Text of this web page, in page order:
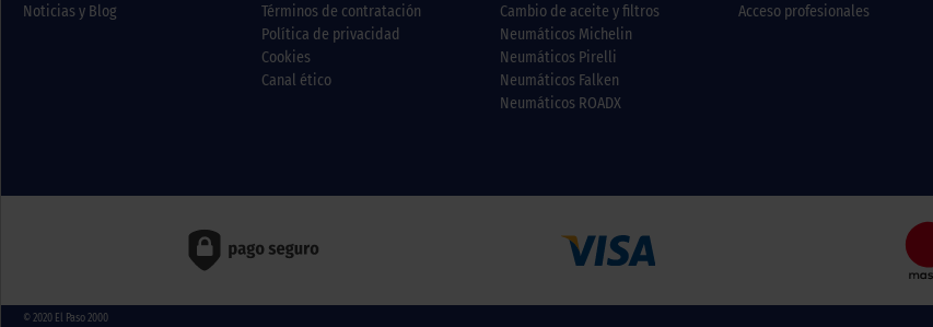
Noticias y Blog
Términos de contratación
Política de privacidad
Cookies
Canal ético
Cambio de aceite y filtros
Neumáticos Michelin
Neumáticos Pirelli
Neumáticos Falken
Neumáticos ROADX
Acceso profesionales
© 2020 El Paso 2000